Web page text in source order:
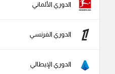
الدوري الألماني
الدوري الفرنسي
الدوري الإيطالي